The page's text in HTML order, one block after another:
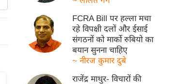
FCRA Bill पर हल्ला मचा
रहे विपक्षी दलों और ईसाई
संगठनों को मार्को रुबियो का
बयान सुनना चाहिए
~ नीरज कुमार दुबे
राजेंद्र माथुर- विचारों की